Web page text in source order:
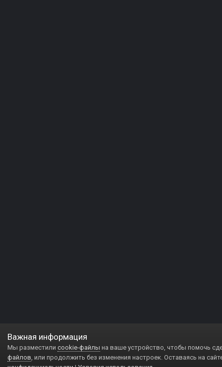
Важная информация
Мы разместили cookie-файлы на ваше устройство, чтобы помочь
файлов, или продолжить без изменения настроек. Оставаясь на